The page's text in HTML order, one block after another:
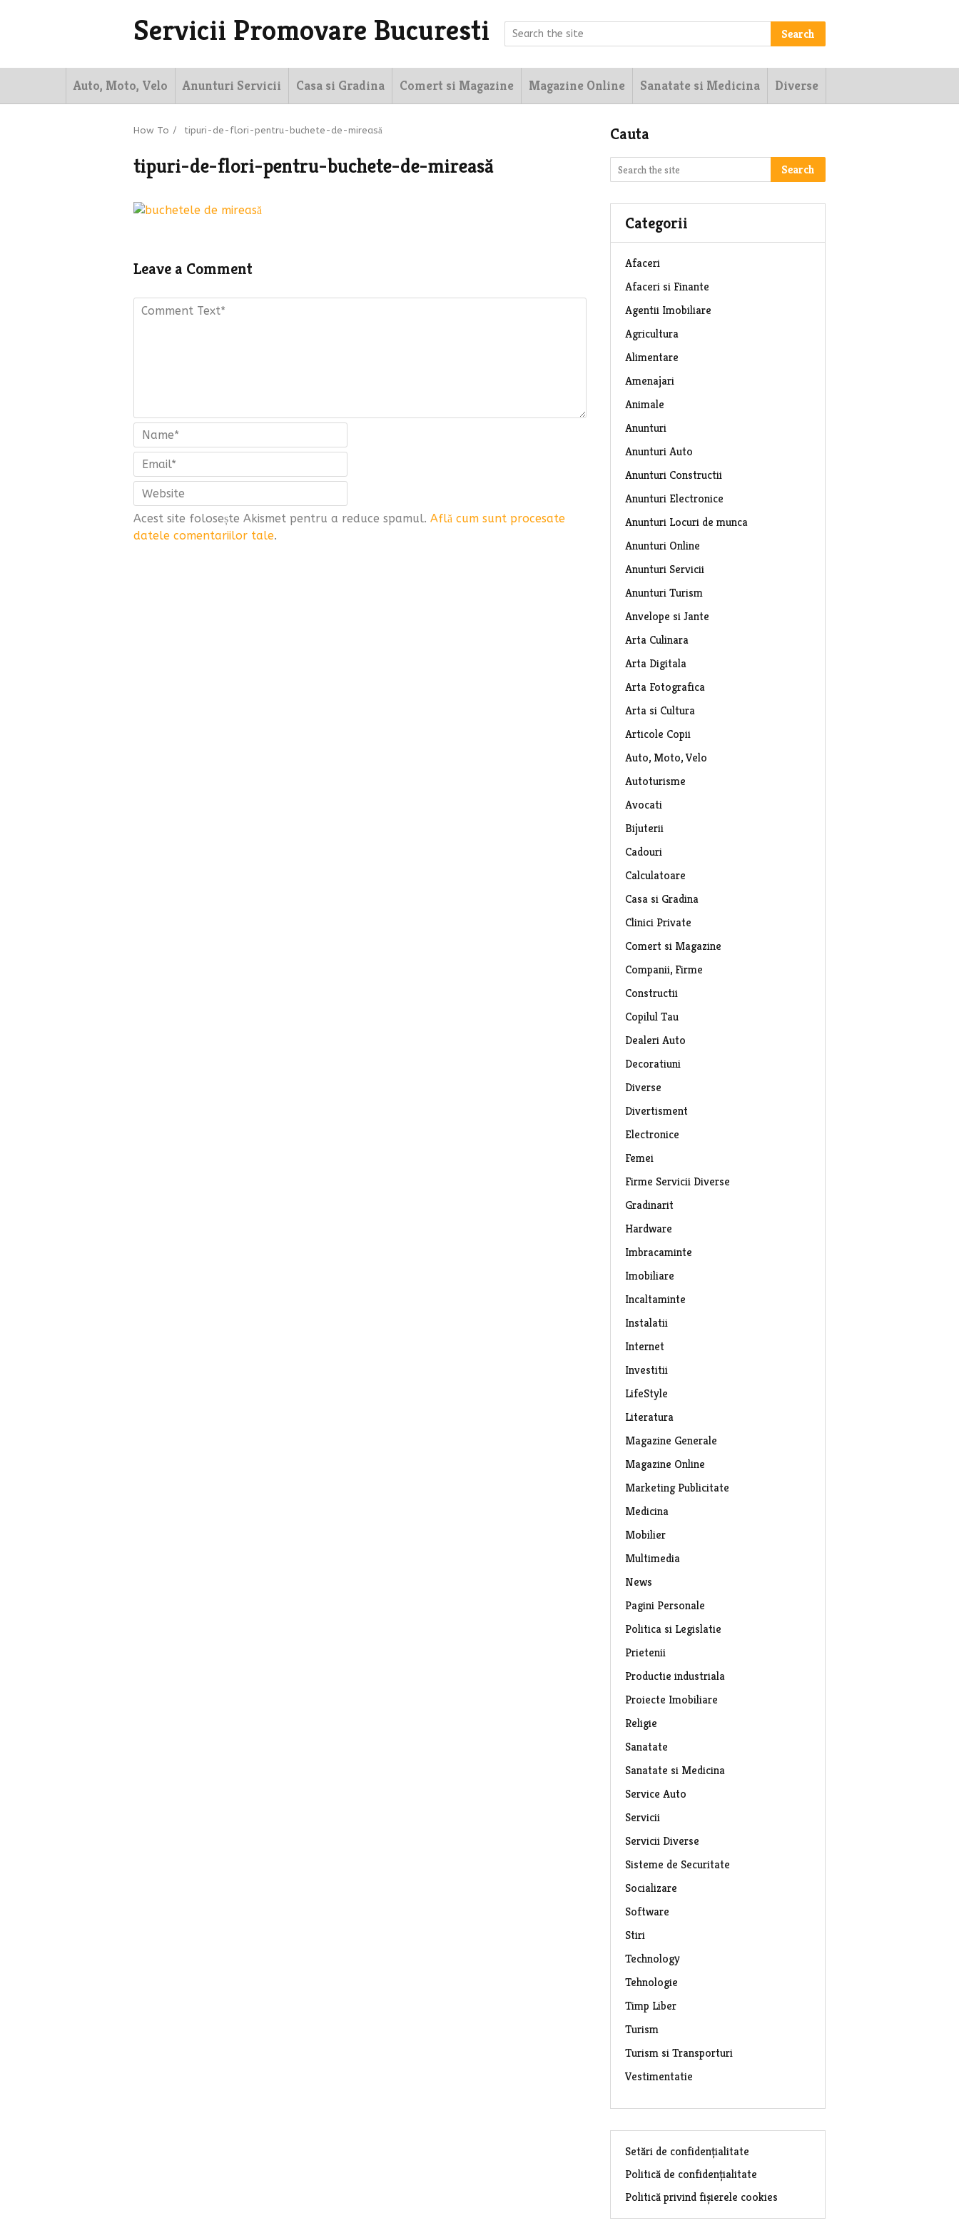
Servicii Promovare Bucuresti Search
Auto, Moto, Velo Anunturi Servicii Casa si Gradina Comert si Magazine Magazine Online Sanatate si Medicina Diverse
How To / tipuri-de-flori-pentru-buchete-de-mireasă
tipuri-de-flori-pentru-buchete-de-mireasă
Leave a Comment
Acest site folosește Akismet pentru a reduce spamul. Află cum sunt procesate
datele comentariilor tale.
Cauta
Search
Categorii
Afaceri
Afaceri si Finante
Agentii Imobiliare
Agricultura
Alimentare
Amenajari
Animale
Anunturi
Anunturi Auto
Anunturi Constructii
Anunturi Electronice
Anunturi Locuri de munca
Anunturi Online
Anunturi Servicii
Anunturi Turism
Anvelope si Jante
Arta Culinara
Arta Digitala
Arta Fotografica
Arta si Cultura
Articole Copii
Auto, Moto, Velo
Autoturisme
Avocati
Bijuterii
Cadouri
Calculatoare
Casa si Gradina
Clinici Private
Comert si Magazine
Companii, Firme
Constructii
Copilul Tau
Dealeri Auto
Decoratiuni
Diverse
Divertisment
Electronice
Femei
Firme Servicii Diverse
Gradinarit
Hardware
Imbracaminte
Imobiliare
Incaltaminte
Instalatii
Internet
Investitii
LifeStyle
Literatura
Magazine Generale
Magazine Online
Marketing Publicitate
Medicina
Mobilier
Multimedia
News
Pagini Personale
Politica si Legislatie
Prietenii
Productie industriala
Proiecte Imobiliare
Religie
Sanatate
Sanatate si Medicina
Service Auto
Servicii
Servicii Diverse
Sisteme de Securitate
Socializare
Software
Stiri
Technology
Tehnologie
Timp Liber
Turism
Turism si Transporturi
Vestimentatie
Setări de confidențialitate
Politică de confidențialitate
Politică privind fișierele cookies